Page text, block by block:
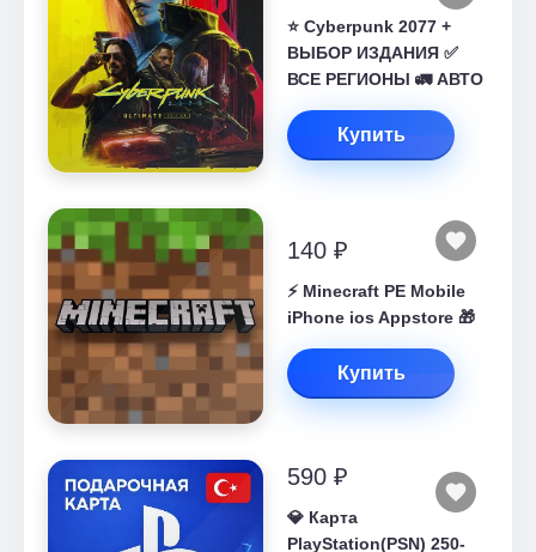
⭐ Cyberpunk 2077 +
ВЫБОР ИЗДАНИЯ ✅
ВСЕ РЕГИОНЫ 🚛 АВТО
Купить
140 ₽
⚡️ Minecraft PE Mobile
iPhone ios Appstore 🎁
Купить
590 ₽
💎 Карта
PlayStation(PSN) 250-